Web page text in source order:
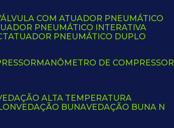
VÁLVULA COM ATUADOR PNEUMÁTICO
PNEUMÁTICO INTERATIVA
ATUADOR PNEUMÁTICO DUPLO
MANÔMETRO DE COMPRESSOR
VEDAÇÃO ALTA TEMPERATURA
VEDAÇÃO BUNA VEDAÇÃO BUNA N